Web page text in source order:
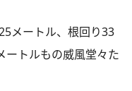
メートル、根回り33
ートルもの威風堂々た